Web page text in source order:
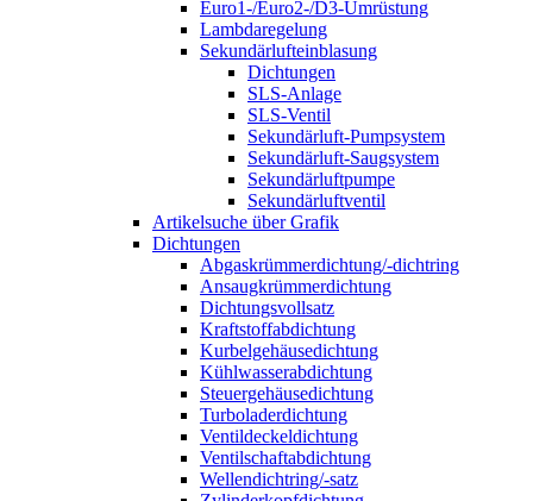
Euro1-/Euro2-/D3-Umrüstung
Lambdaregelung
Sekundärlufteinblasung
Dichtungen
SLS-Anlage
SLS-Ventil
Sekundärluft-Pumpsystem
Sekundärluft-Saugsystem
Sekundärluftpumpe
Sekundärluftventil
Artikelsuche über Grafik
Dichtungen
Abgaskrümmerdichtung/-dichtring
Ansaugkrümmerdichtung
Dichtungsvollsatz
Kraftstoffabdichtung
Kurbelgehäusedichtung
Kühlwasserabdichtung
Steuergehäusedichtung
Turboladerdichtung
Ventildeckeldichtung
Ventilschaftabdichtung
Wellendichtring/-satz